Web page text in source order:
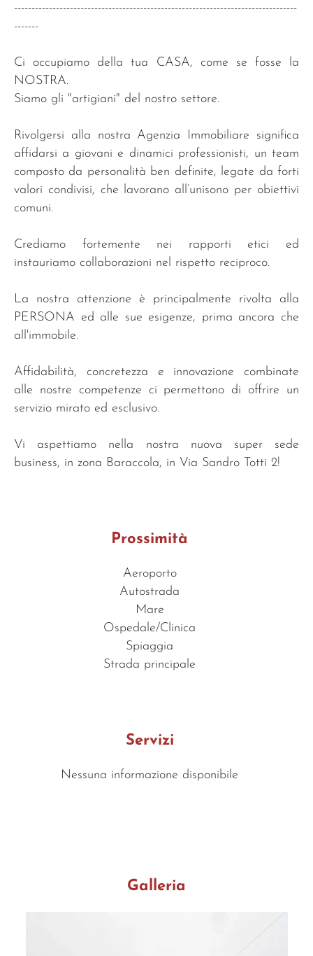
---------------------------------------------------------------------------------
-------
Ci occupiamo della tua CASA, come se fosse la
NOSTRA.
Siamo gli "artigiani" del nostro settore.
Rivolgersi alla nostra Agenzia Immobiliare significa
affidarsi a giovani e dinamici professionisti, un team
composto da personalità ben definite, legate da forti
valori condivisi, che lavorano all’unisono per obiettivi
comuni.
Crediamo fortemente nei rapporti etici ed
instauriamo collaborazioni nel rispetto reciproco.
La nostra attenzione è principalmente rivolta alla
PERSONA ed alle sue esigenze, prima ancora che
all'immobile.
Affidabilità, concretezza e innovazione combinate
alle nostre competenze ci permettono di offrire un
servizio mirato ed esclusivo.
Vi aspettiamo nella nostra nuova super sede
business, in zona Baraccola, in Via Sandro Totti 2!
Prossimità
Aeroporto
Autostrada
Mare
Ospedale/Clinica
Spiaggia
Strada principale
Servizi
Nessuna informazione disponibile
Galleria